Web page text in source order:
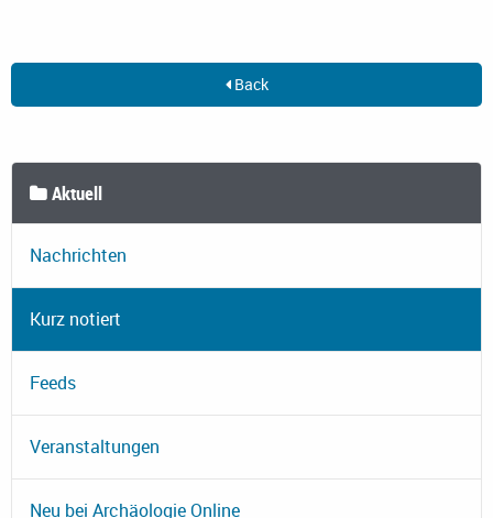
Back
Aktuell
Nachrichten
Kurz notiert
Feeds
Veranstaltungen
Neu bei Archäologie Online